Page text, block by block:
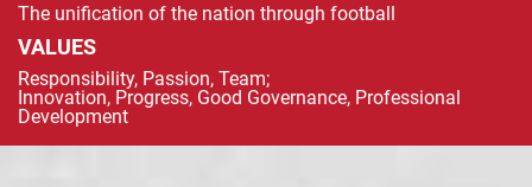
The unification of the nation through football
VALUES
Responsibility, Passion, Team;
Innovation, Progress, Good Governance, Professional
Development